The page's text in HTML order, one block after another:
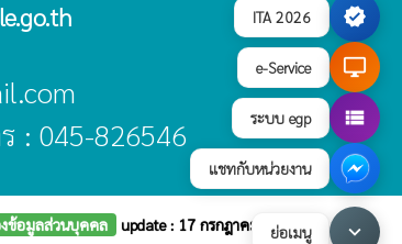
ITA 2026 verified
e-Service desktop_windows
ระบบ egp view_list
แชทกับหน่วยงาน
ย่อเมนู keyboard_arrow_down
: 045-826546
ข้อมูลส่วนบุคคล update : 17 กรกฎาคม 2569